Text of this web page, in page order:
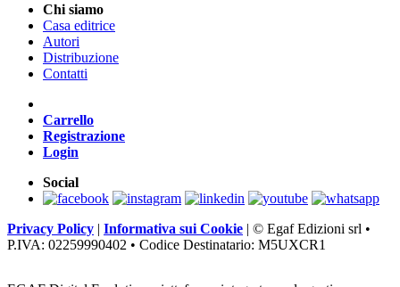
Chi siamo
Casa editrice
Autori
Distribuzione
Contatti
Carrello
Registrazione
Login
Social
Privacy Policy | Informativa sui Cookie | © Egaf Edizioni srl •
P.IVA: 02259990402 • Codice Destinatario: M5UXCR1